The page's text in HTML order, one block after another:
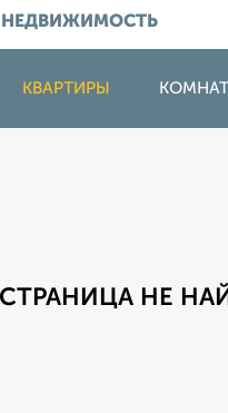
НЕДВИЖИМОСТЬ
КВАРТИРЫ
СТРАНИЦА НЕ